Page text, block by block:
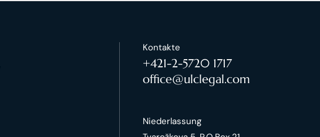
Kontakte
+421-2-5720 1717
office@ulclegal.com
Niederlassung